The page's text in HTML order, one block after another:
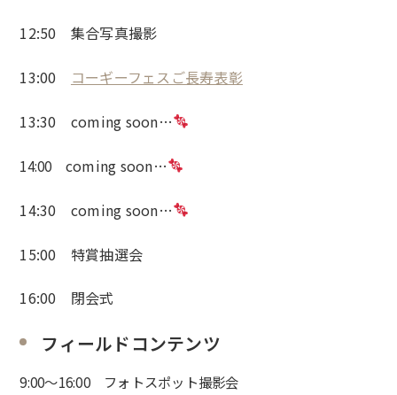
12:50 集合写真撮影
13:00 コーギーフェスご長寿表彰
13:30 coming soon…
14:00 coming soon…
14:30 coming soon…
15:00 特賞抽選会
16:00 閉会式
フィールドコンテンツ
9:00〜16:00 フォトスポット撮影会